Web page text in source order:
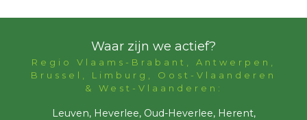
Waar zijn we actief?
Regio Vlaams-Brabant, Antwerpen,
Brussel, Limburg, Oost-Vlaanderen
& West-Vlaanderen:
Leuven, Heverlee, Oud-Heverlee, Herent,